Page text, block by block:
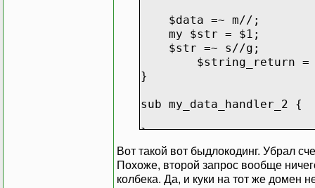
$data =~ m//;
my $str = $1;
$str =~ s//g;
$string_return
}
sub my_data_handler_2 {
}
sub add_request {
http_get(
Вот такой вот быдлокодинг. Убрал
Похоже, второй запрос вообще
колбека. Да, и куки на тот же домен